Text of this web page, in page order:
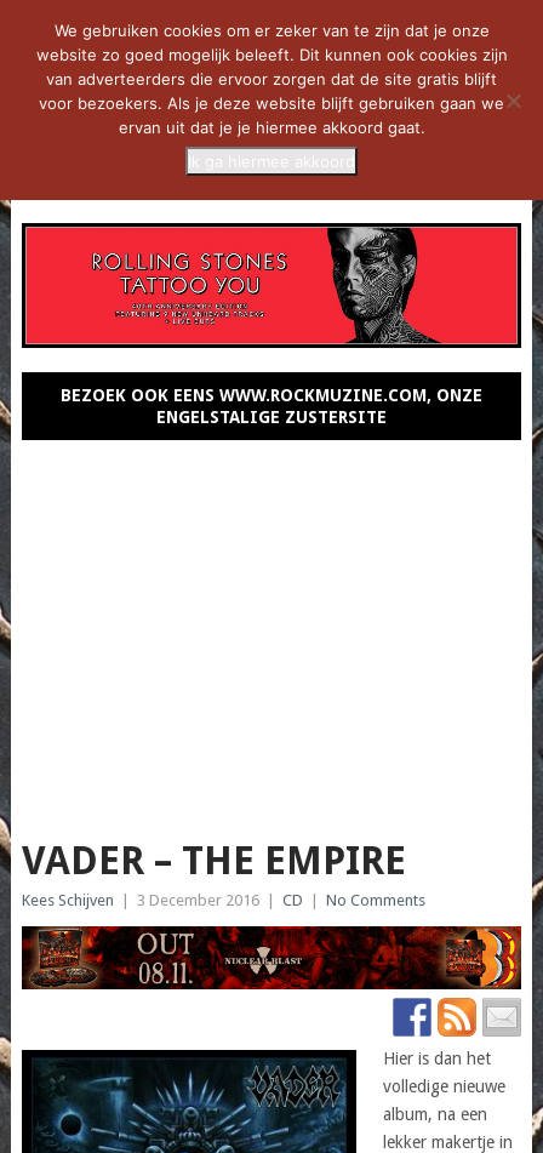
BEZOEK OOK EENS WWW.ROCKMUZINE.COM, ONZE
ENGELSTALIGE ZUSTERSITE
VADER – THE EMPIRE
Kees Schijven 3 December 2016 CD No Comments
Hier is dan het
volledige nieuwe
album, na een
lekker makertje in
We gebruiken cookies om er zeker van te zijn dat je onze
website zo goed mogelijk beleeft. Dit kunnen ook cookies zijn
van adverteerders die ervoor zorgen dat de site gratis blijft
voor bezoekers. Als je deze website blijft gebruiken gaan we
ervan uit dat je je hiermee akkoord gaat.
Ik ga hiermee akkoord